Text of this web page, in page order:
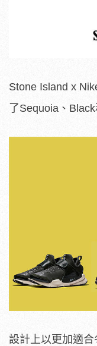
Stone Island x
了Sequoia、
設計上以更加適合